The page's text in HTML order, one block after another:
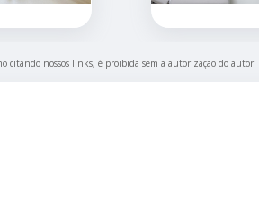
citando nossos links, é proibida sem a autorização do autor.